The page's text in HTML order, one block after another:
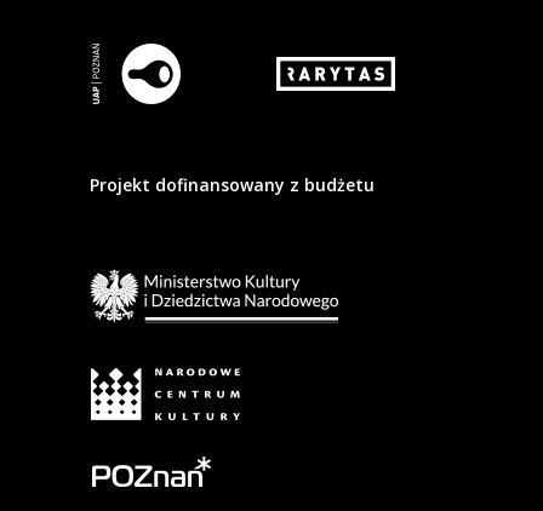
Projekt dofinansowany z budżetu